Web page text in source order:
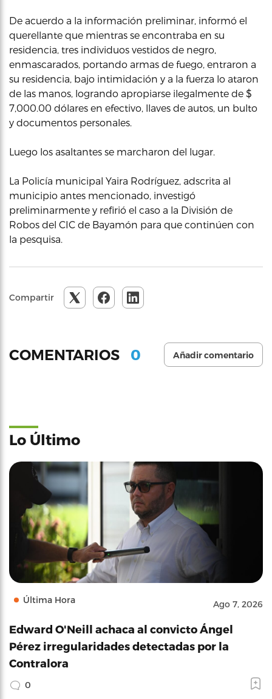
De acuerdo a la información preliminar, informó el
querellante que mientras se encontraba en su
residencia, tres individuos vestidos de negro,
enmascarados, portando armas de fuego, entraron a
su residencia, bajo intimidación y a la fuerza lo ataron
de las manos, logrando apropiarse ilegalmente de $
7,000.00 dólares en efectivo, llaves de autos, un bulto
y documentos personales.
Luego los asaltantes se marcharon del lugar.
La Policía municipal Yaira Rodríguez, adscrita al
municipio antes mencionado, investigó
preliminarmente y refirió el caso a la División de
Robos del CIC de Bayamón para que continúen con
la pesquisa.
Compartir
COMENTARIOS 0 Añadir comentario
Lo Último
Última Hora Ago 7, 2026
Edward O'Neill achaca al convicto Ángel
Pérez irregularidades detectadas por la
Contralora
0